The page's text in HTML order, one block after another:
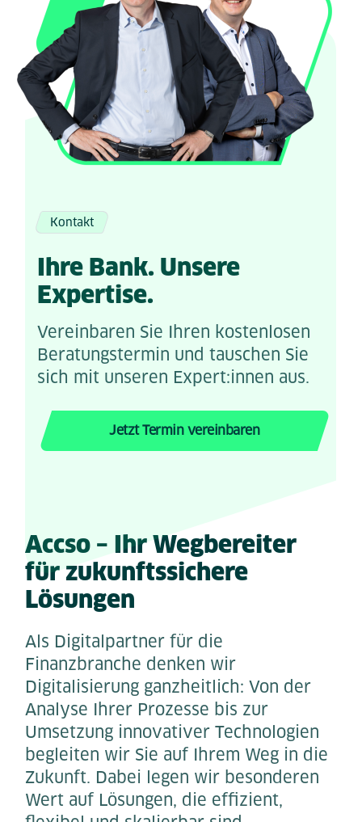
Kontakt
Ihre Bank. Unsere
Expertise.
Vereinbaren Sie Ihren kostenlosen
Beratungstermin und tauschen Sie
sich mit unseren Expert:innen aus.
Jetzt Termin vereinbaren
Accso – Ihr Wegbereiter
für zukunftssichere
Lösungen
Als Digitalpartner für die
Finanzbranche denken wir
Digitalisierung ganzheitlich: Von der
Analyse Ihrer Prozesse bis zur
Umsetzung innovativer Technologien
begleiten wir Sie auf Ihrem Weg in die
Zukunft. Dabei legen wir besonderen
Wert auf Lösungen, die effizient,